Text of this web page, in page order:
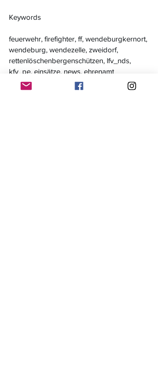
Keywords
feuerwehr, firefighter, ff, wendeburgkernort,
wendeburg, wendezelle, zweidorf,
rettenlöschenbergenschützen, lfv_nds,
kfv_pe, einsätze, news, ehrenamt
Einsätze